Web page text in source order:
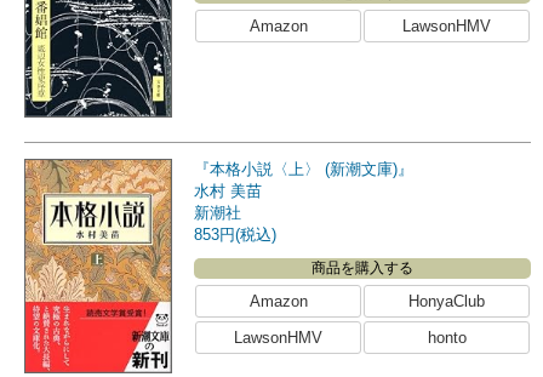
Amazon LawsonHMV
『本格小説〈上〉 (新潮文庫)』
水村 美苗
新潮社
853円(税込)
商品を購入する
Amazon
HonyaClub
LawsonHMV
honto